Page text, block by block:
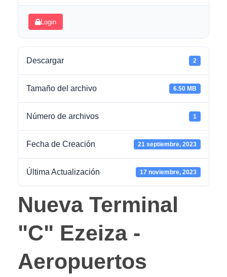
Login
Descargar 2
Tamaño del archivo 6.50 MB
Número de archivos 1
Fecha de Creación 21 septiembre, 2023
Última Actualización 17 noviembre, 2023
Nueva Terminal
"C" Ezeiza -
Aeropuertos